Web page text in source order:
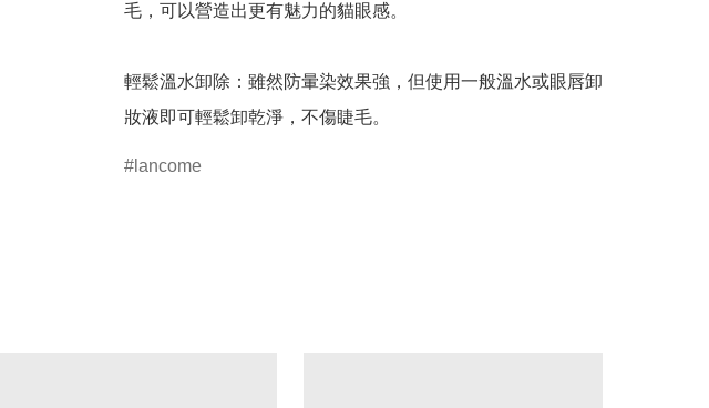
毛，可以營造出更有魅力的貓眼感。
輕鬆溫水卸除：雖然防暈染效果強，但使用一般溫水或眼唇卸
妝液即可輕鬆卸乾淨，不傷睫毛。
lancome